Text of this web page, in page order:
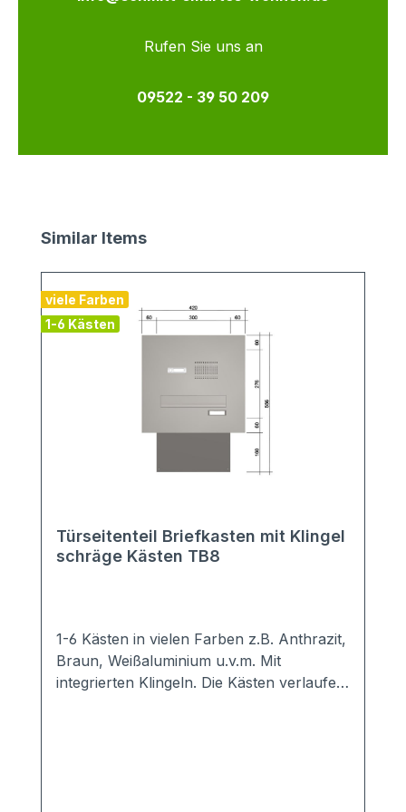
Rufen Sie uns an
09522 - 39 50 209
Produktgalerie überspringen
Similar Items
viele Farben
1-6 Kästen
Türseitenteil Briefkasten mit Klingel
schräge Kästen TB8
1-6 Kästen in vielen Farben z.B. Anthrazit,
Braun, Weißaluminium u.v.m. Mit
integrierten Klingeln. Die Kästen verlaufen